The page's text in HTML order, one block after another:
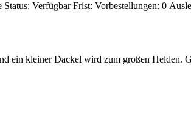
Status: Verfügbar Frist: Vorbestellungen: 0
ein kleiner Dackel wird zum großen Helden.